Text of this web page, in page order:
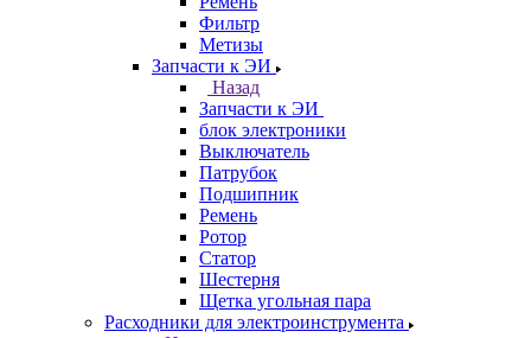
Фильтр
Метизы
Запчасти к ЭИ
Назад
Запчасти к ЭИ
блок электроники
Выключатель
Патрубок
Подшипник
Ремень
Ротор
Статор
Шестерня
Щетка угольная пара
Расходники для электроинструмента